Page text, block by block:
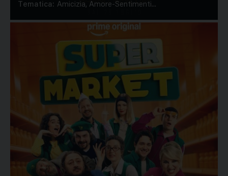
Tematica: Amicizia, Amore-Sentimenti...